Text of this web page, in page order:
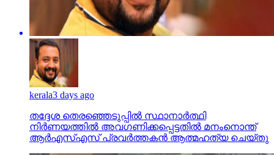
kerala3 days ago
തദ്ദേശ തെരഞ്ഞെടുപ്പില്‍ സ്ഥാനാര്‍ത്ഥി
നിര്‍ണയത്തില്‍ അവഗണിക്കപ്പെട്ടതില്‍ മനംനൊന്ത്
ആര്‍എസ്എസ് പ്രവര്‍ത്തകന്‍ ആത്മഹത്യ ചെയ്തു